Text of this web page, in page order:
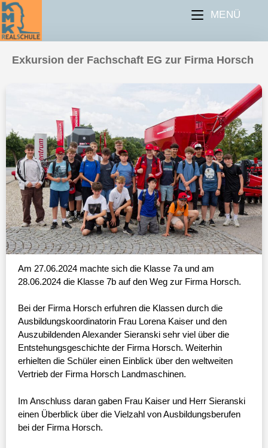
MENÜ
Exkursion der Fachschaft EG zur Firma Horsch
Am 27.06.2024 machte sich die Klasse 7a und am
28.06.2024 die Klasse 7b auf den Weg zur Firma Horsch.
Bei der Firma Horsch erfuhren die Klassen durch die
Ausbildungskoordinatorin Frau Lorena Kaiser und den
Auszubildenden Alexander Sieranski sehr viel über die
Entstehungsgeschichte der Firma Horsch. Weiterhin
erhielten die Schüler einen Einblick über den weltweiten
Vertrieb der Firma Horsch Landmaschinen.
Im Anschluss daran gaben Frau Kaiser und Herr Sieranski
einen Überblick über die Vielzahl von Ausbildungsberufen
bei der Firma Horsch.